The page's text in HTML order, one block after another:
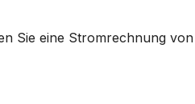
Sie eine Stromrechnung